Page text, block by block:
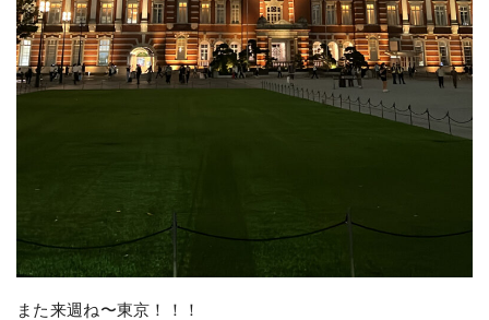
また来週ね〜東京！！！